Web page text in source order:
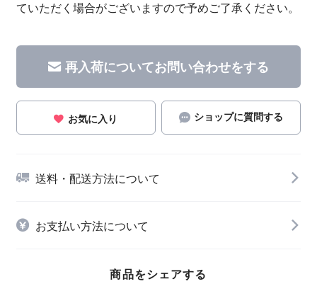
ていただく場合がございますので予めご了承ください。
再入荷についてお問い合わせをする
お気に入り ショップに質問する
送料・配送方法について
お支払い方法について
商品をシェアする